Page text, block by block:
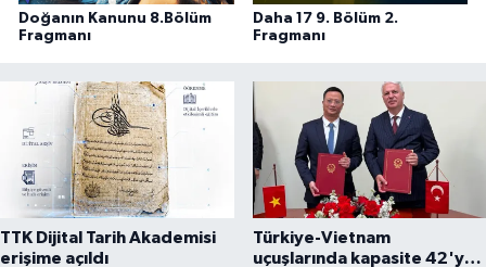
Doğanın Kanunu 8.Bölüm
Fragmanı
Daha 17 9. Bölüm 2.
Fragmanı
TTK Dijital Tarih Akademisi
erişime açıldı
Türkiye-Vietnam
uçuşlarında kapasite 42'ye